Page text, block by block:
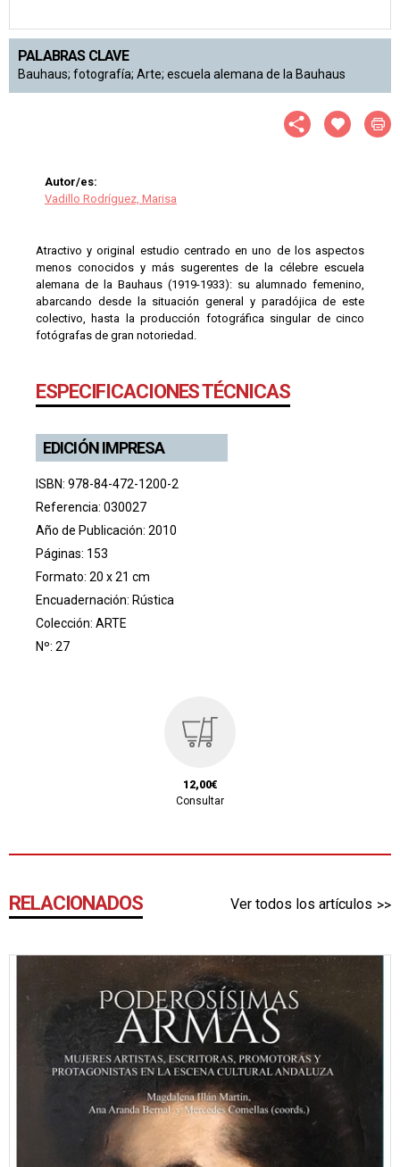
PALABRAS CLAVE
Bauhaus; fotografía; Arte; escuela alemana de la Bauhaus
Autor/es:
Vadillo Rodríguez, Marisa
Atractivo y original estudio centrado en uno de los aspectos
menos conocidos y más sugerentes de la célebre escuela
alemana de la Bauhaus (1919-1933): su alumnado femenino,
abarcando desde la situación general y paradójica de este
colectivo, hasta la producción fotográfica singular de cinco
fotógrafas de gran notoriedad.
ESPECIFICACIONES TÉCNICAS
EDICIÓN IMPRESA
ISBN: 978-84-472-1200-2
Referencia: 030027
Año de Publicación: 2010
Páginas: 153
Formato: 20 x 21 cm
Encuadernación: Rústica
Colección: ARTE
Nº: 27
12,00€
Consultar
RELACIONADOS Ver todos los artículos